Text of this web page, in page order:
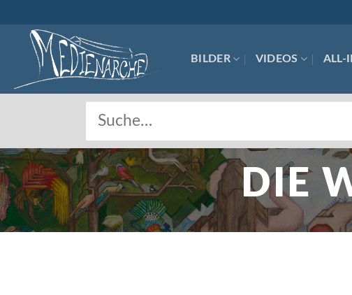
content
BILDER VIDEOS ALL-
DIE